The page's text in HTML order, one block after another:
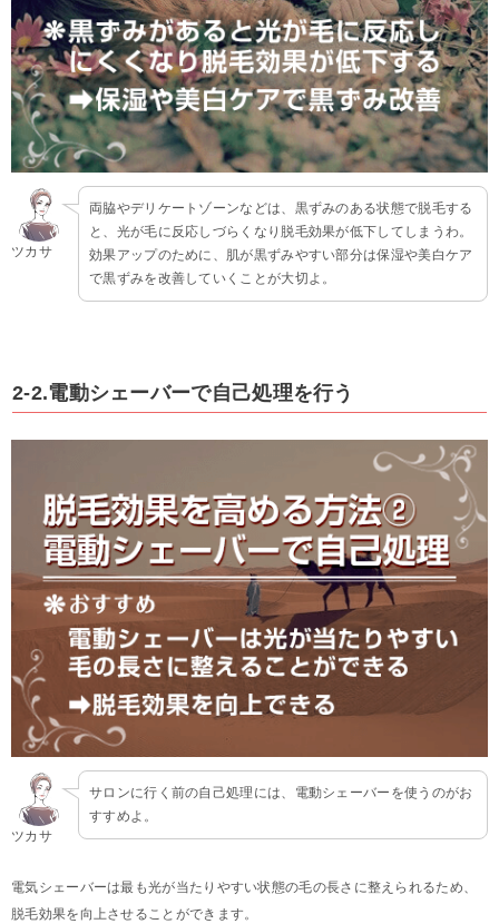
ツカサ
両脇やデリケートゾーンなどは、黒ずみのある状態で脱毛する
と、光が毛に反応しづらくなり脱毛効果が低下してしまうわ。
効果アップのために、肌が黒ずみやすい部分は保湿や美白ケア
で黒ずみを改善していくことが大切よ。
2-2.電動シェーバーで自己処理を行う
ツカサ
サロンに行く前の自己処理には、電動シェーバーを使うのがお
すすめよ。
電気シェーバーは最も光が当たりやすい状態の毛の長さに整えられるため、
脱毛効果を向上させることができます。